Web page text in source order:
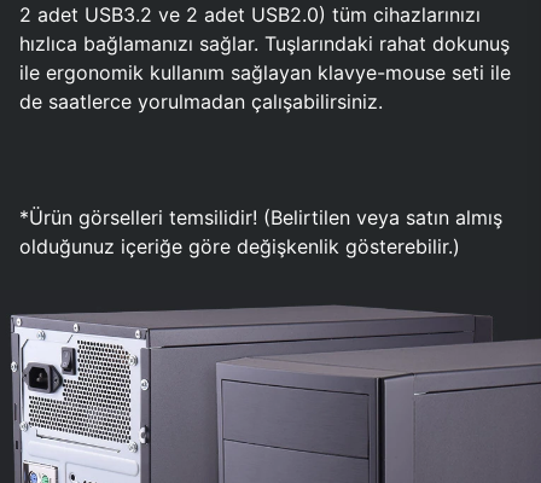
2 adet USB3.2 ve 2 adet USB2.0) tüm cihazlarınızı
hızlıca bağlamanızı sağlar. Tuşlarındaki rahat dokunuş
ile ergonomik kullanım sağlayan klavye-mouse seti ile
de saatlerce yorulmadan çalışabilirsiniz.
*Ürün görselleri temsilidir! (Belirtilen veya satın almış
olduğunuz içeriğe göre değişkenlik gösterebilir.)